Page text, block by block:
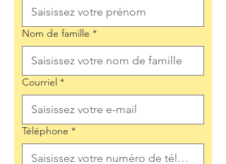
Nom de famille *
Courriel *
Téléphone *